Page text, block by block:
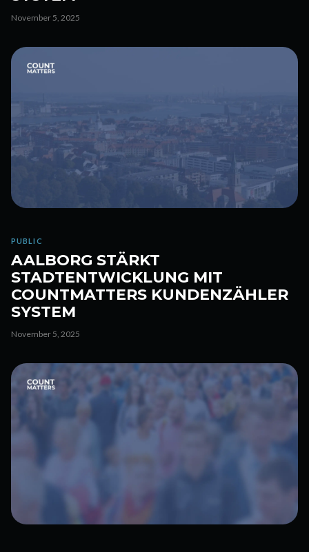
November 5, 2025
PUBLIC
AALBORG STÄRKT
STADTENTWICKLUNG MIT
COUNTMATTERS KUNDENZÄHLER
SYSTEM
November 5, 2025